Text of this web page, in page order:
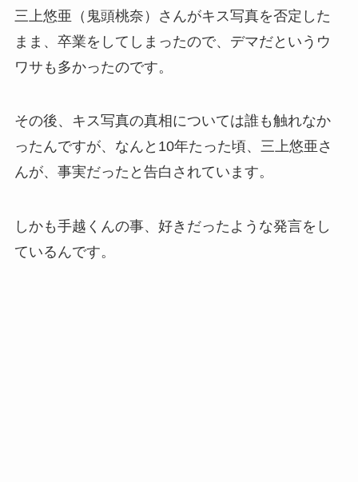
三上悠亜（鬼頭桃奈）さんがキス写真を否定した
まま、卒業をしてしまったので、デマだというウ
ワサも多かったのです。
その後、キス写真の真相については誰も触れなか
ったんですが、なんと10年たった頃、三上悠亜さ
んが、事実だったと告白されています。
しかも手越くんの事、好きだったような発言をし
ているんです。